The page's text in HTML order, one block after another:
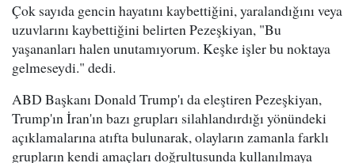
Çok sayıda gencin hayatını kaybettiğini, yaralandığını veya
uzuvlarını kaybettiğini belirten Pezeşkiyan, "Bu
yaşananları halen unutamıyorum. Keşke işler bu noktaya
gelmeseydi." dedi.
ABD Başkanı Donald Trump'ı da eleştiren Pezeşkiyan,
Trump'ın İran'ın bazı grupları silahlandırdığı yönündeki
açıklamalarına atıfta bulunarak, olayların zamanla farklı
grupların kendi amaçları doğrultusunda kullanılmaya